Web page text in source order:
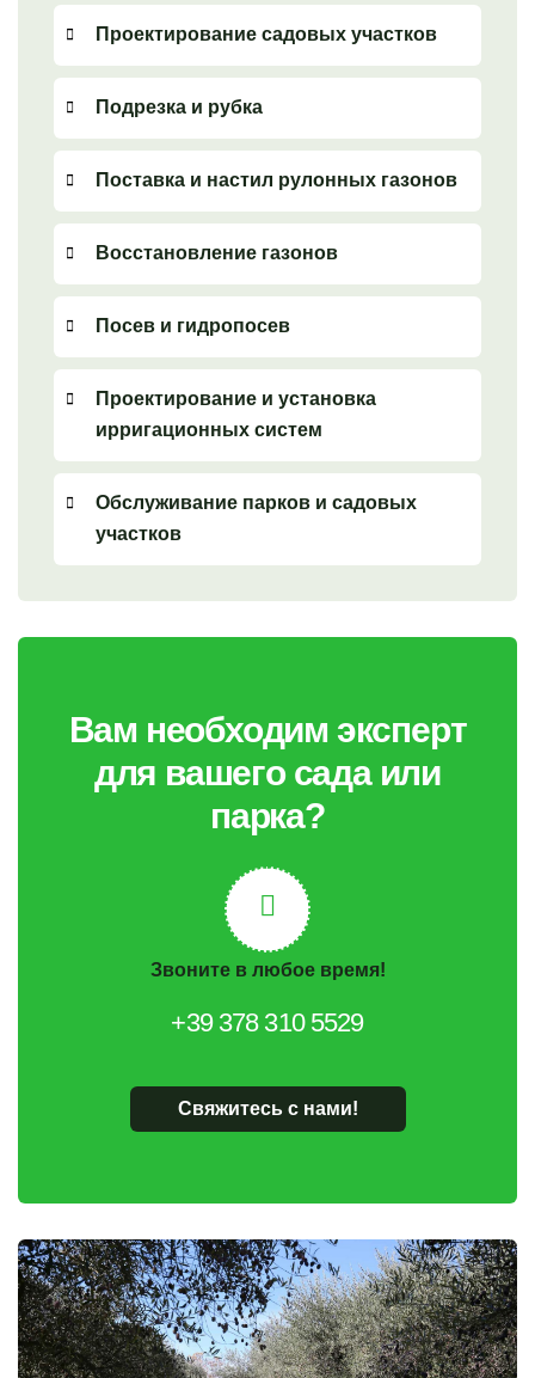
Проектирование садовых участков
Подрезка и рубка
Поставка и настил рулонных газонов
Восстановление газонов
Посев и гидропосев
Проектирование и установка
ирригационных систем
Обслуживание парков и садовых
участков
Вам необходим эксперт
для вашего сада или
парка?
Звоните в любое время!
+39 378 310 5529
Свяжитесь с нами!